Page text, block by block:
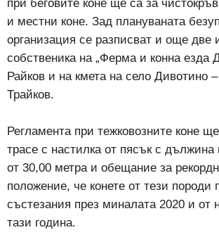
при беговите коне ще са за
и местни коне. Зад плануваната
организация се разписват и още две
собственика на „Ферма и конна езда
Райков и на кмета на село Дивотино
Трайков.
Регламента при тежковозните коне
трасе с настилка от пясък с дължина
от 30,00 метра и обещание за
положение, че конете от тези породи
състезания през миналата 2020 и от
тази година.